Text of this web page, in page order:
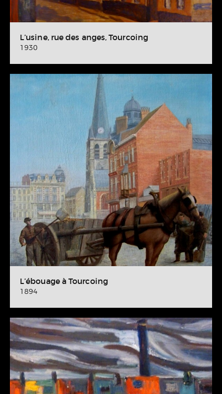
L’usine, rue des anges, Tourcoing
1930
L’ébouage à Tourcoing
1894